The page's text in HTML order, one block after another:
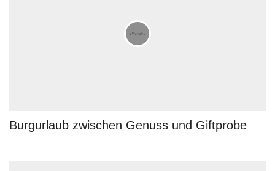
Burgurlaub zwischen Genuss und Giftprobe